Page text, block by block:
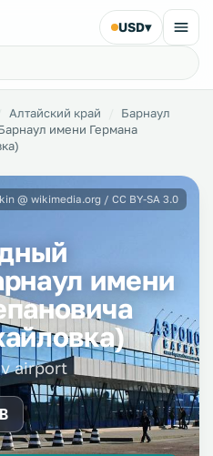
USD▾
Алтайский край
Барнаул
имени Германа
имени
airport
@ wikimedia.org / CC BY-SA 3.0